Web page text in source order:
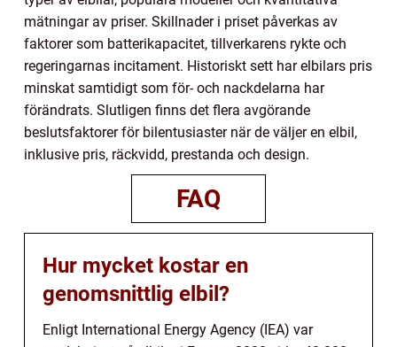
mätningar av priser. Skillnader i priset påverkas av
faktorer som batterikapacitet, tillverkarens rykte och
regeringarnas incitament. Historiskt sett har elbilars pris
minskat samtidigt som för- och nackdelarna har
förändrats. Slutligen finns det flera avgörande
beslutsfaktorer för bilentusiaster när de väljer en elbil,
inklusive pris, räckvidd, prestanda och design.
FAQ
Hur mycket kostar en
genomsnittlig elbil?
Enligt International Energy Agency (IEA) var